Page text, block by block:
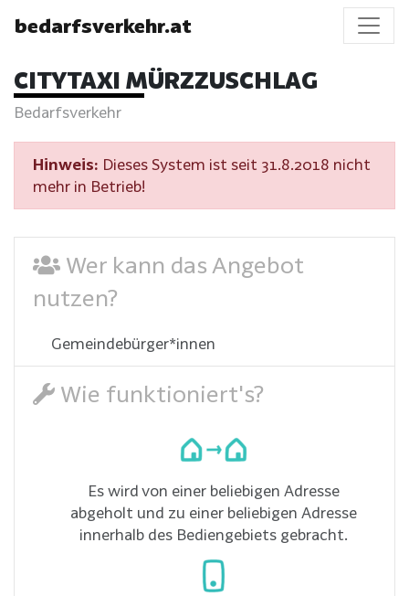
bedarfsverkehr.at
CITYTAXI MÜRZZUSCHLAG
Bedarfsverkehr
Hinweis: Dieses System ist seit 31.8.2018 nicht
mehr in Betrieb!
Wer kann das Angebot
nutzen?
Gemeindebürger*innen
Wie funktioniert's?
Es wird von einer beliebigen Adresse
abgeholt und zu einer beliebigen Adresse
innerhalb des Bediengebiets gebracht.